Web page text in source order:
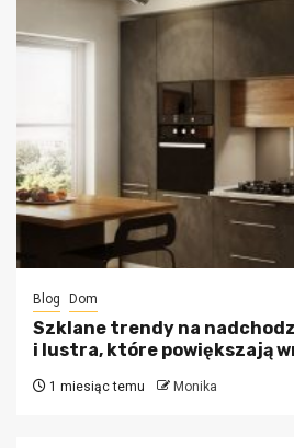
Blog Dom
Szklane trendy na
i lustra, które powiększają
1 miesiąc temu Monika